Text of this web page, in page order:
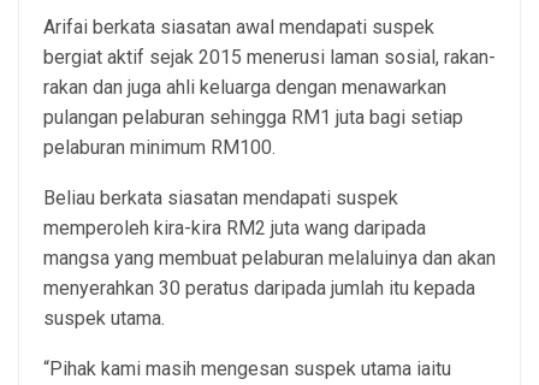
Arifai berkata siasatan awal mendapati suspek
bergiat aktif sejak 2015 menerusi laman sosial, rakan-
rakan dan juga ahli keluarga dengan menawarkan
pulangan pelaburan sehingga RM1 juta bagi setiap
pelaburan minimum RM100.
Beliau berkata siasatan mendapati suspek
memperoleh kira-kira RM2 juta wang daripada
mangsa yang membuat pelaburan melaluinya dan akan
menyerahkan 30 peratus daripada jumlah itu kepada
suspek utama.
“Pihak kami masih mengesan suspek utama iaitu